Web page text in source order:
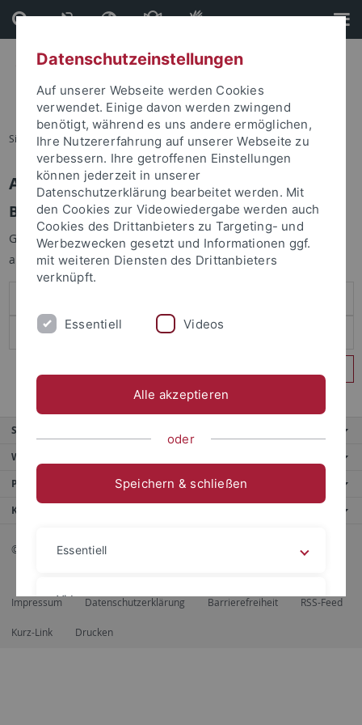
Direkt
zum
Inhalt
Direkt
zur
Fußleiste
Sie sind hier: Startseite
Anmelden
Benutzeranmeldung
Geben Sie Ihren Benutzernamen und Ihr Passwort an um sich
anzumelden:
Service
Weitere Angebote
Portale
Kontaktinfo
© 2026 Eberhard Karls Universität Tübingen, Tübingen
Impressum Datenschutzerklärung Barrierefreiheit RSS-Feed
Kurz-Link Drucken
Datenschutzeinstellungen
Auf unserer Webseite werden Cookies
verwendet. Einige davon werden zwingend
benötigt, während es uns andere ermöglichen,
Ihre Nutzererfahrung auf unserer Webseite zu
verbessern. Ihre getroffenen Einstellungen
können jederzeit in unserer
Datenschutzerklärung bearbeitet werden. Mit
den Cookies zur Videowiedergabe werden auch
Cookies des Drittanbieters zu Targeting- und
Werbezwecken gesetzt und Informationen ggf.
mit weiteren Diensten des Drittanbieters
verknüpft.
Essentiell Videos
Alle akzeptieren
oder
Speichern & schließen
Essentiell
Videos